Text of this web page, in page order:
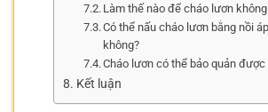
Làm thế nào để cháo lươn
Có thể nấu cháo lươn bằng nồi
không?
Cháo lươn có thể bảo quản được
Kết luận